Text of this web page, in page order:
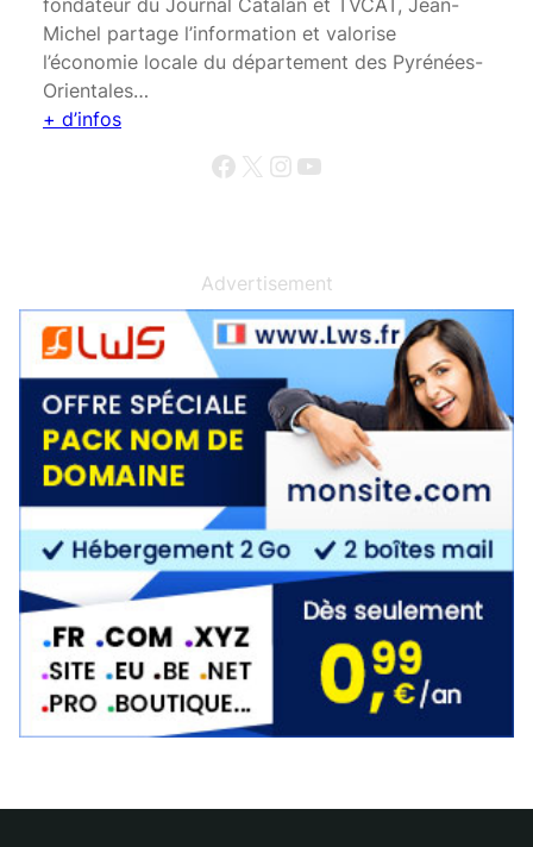
Michel partage l’information et valorise
l’économie locale du département des Pyrénées-
Orientales…
+ d’infos
Facebook X Instagram YouTube
Advertisement